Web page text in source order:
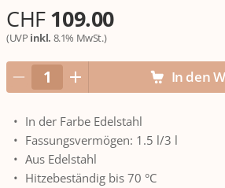
CHF109.00
(UVP inkl. 8.1% MwSt.)
In den
In der Farbe Edelstahl
Fassungsvermögen: 1.5 l/3 l
Aus Edelstahl
Hitzebeständig bis 70 °C